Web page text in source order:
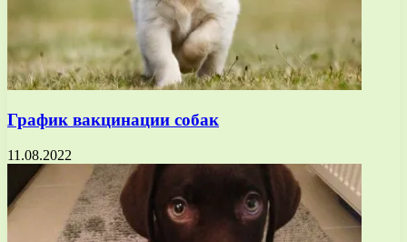
График вакцинации собак
11.08.2022